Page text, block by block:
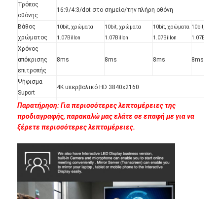
Τρόπος
οθόνης
16:9/4:3/dot στο σημείο/την πλήρη οθόνη
Βάθος
χρώματος
10bit, χρώματα
1.07Billon
10bit, χρώματα
1.07Billon
10bit, χρώματα
1.07Billon
10bit,
1.07Billon
Χρόνος
απόκρισης
επιτροπής
8ms 8ms 8ms 8ms
Ψήφισμα
Suport
4K υπερβολικό HD 3840x2160
Αρρενωπή
Αρρενωπά 8,0
ΒΡΑΧΊΟΝΑΣ το Cortex-A73@1.5GHz 2 Χ
ΒΡΑΧΊΟΝΑΣ το Cortex-A53@1.5GHz 2 Χ
Κριός: 4G
Αποθήκευση: 32G
Πλήρης υποστήριξη για το πλήρες relosution HD και 4K (με την
λειτουργεί με 4k 60Hz)
Παρατήρηση: Για περισσότερες λεπτομέρειες της
προδιαγραφής, παρακαλώ μας ελάτε σε επαφή με για να
ξέρετε περισσότερες λεπτομέρειες.